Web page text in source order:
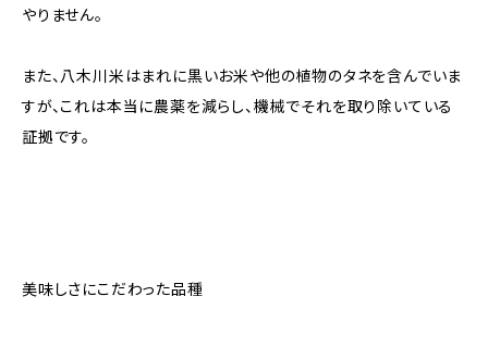
やりません。
また、八木川米はまれに黒いお米や他の植物のタネを含んでいま
すが、これは本当に農薬を減らし、機械でそれを取り除いている
証拠です。
美味しさにこだわった品種